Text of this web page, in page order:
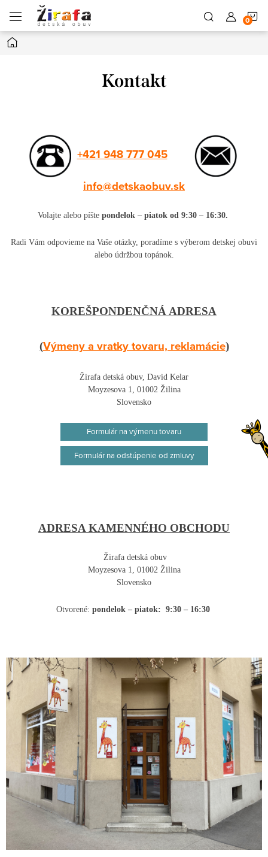
obsah
Domov
Kontakt
+421 948 777 045
info@detskaobuv.sk
Volajte alebo píšte pondelok – piatok od 9:30 – 16:30.
Radi Vám odpovieme na Vaše otázky, poradíme s výberom detskej obuvi
alebo údržbou topánok.
KOREŠPONDENČNÁ ADRESA
(Výmeny a vratky tovaru, reklamácie)
Žirafa detská obuv, David Kelar
Moyzesova 1, 01002 Žilina
Slovensko
Formulár na výmenu tovaru
Formulár na odstúpenie od zmluvy
ADRESA KAMENNÉHO OBCHODU
Žirafa detská obuv
Moyzesova 1, 01002 Žilina
Slovensko
Otvorené: pondelok – piatok: 9:30 – 16:30